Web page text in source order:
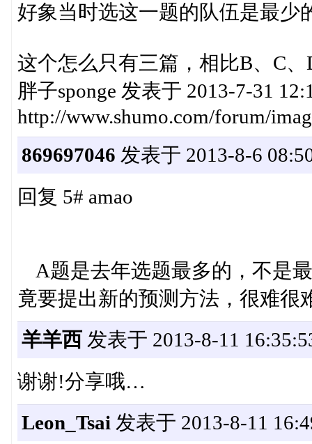
好象当时选这一题的队伍是最少
这个怎么只有三篇，相比B、C
胖子sponge 发表于 2013-7-31
http://www.shumo.com/forum/
869697046 发表于 2013-8-6
回复 5# amao
A题是去年选题最多的，不是
竟要提出新的预测方法，很难很
羊羊西发表于 2013-8-11
谢谢!分享哦…
Leon_Tsai 发表于 2013-8-11